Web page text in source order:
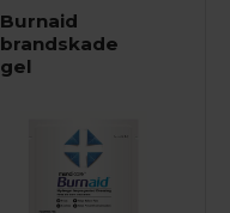
Burnaid
brandskade
gel